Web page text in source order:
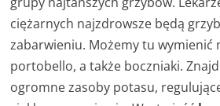
ciężarnych najzdrowsze będą
zabarwieniu. Możemy tu wymienić
portobello, a także boczniaki.
ogromne zasoby potasu,